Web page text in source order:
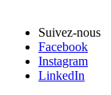
Suivez-nous
Facebook
Instagram
LinkedIn